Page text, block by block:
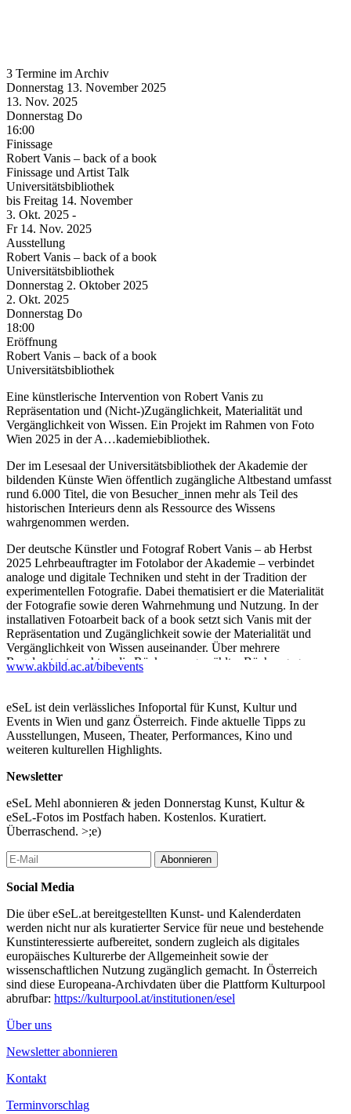
3 Termine im Archiv
Donnerstag 13. November 2025
13. Nov. 2025
Donnerstag Do
16:00
Finissage
Robert Vanis – back of a book
Finissage und Artist Talk
Universitätsbibliothek
bis Freitag 14. November
3. Okt. 2025 -
Fr 14. Nov. 2025
Ausstellung
Robert Vanis – back of a book
Universitätsbibliothek
Donnerstag 2. Oktober 2025
2. Okt. 2025
Donnerstag Do
18:00
Eröffnung
Robert Vanis – back of a book
Universitätsbibliothek
Eine künstlerische Intervention von Robert Vanis zu
Repräsentation und (Nicht-)Zugänglichkeit, Materialität und
Vergänglichkeit von Wissen. Ein Projekt im Rahmen von Foto
Wien 2025 in der A…kademiebibliothek.
Der im Lesesaal der Universitätsbibliothek der Akademie der
bildenden Künste Wien öffentlich zugängliche Altbestand umfasst
rund 6.000 Titel, die von Besucher_innen mehr als Teil des
historischen Interieurs denn als Ressource des Wissens
wahrgenommen werden.
Der deutsche Künstler und Fotograf Robert Vanis – ab Herbst
2025 Lehrbeauftragter im Fotolabor der Akademie – verbindet
analoge und digitale Techniken und steht in der Tradition der
experimentellen Fotografie. Dabei thematisiert er die Materialität
der Fotografie sowie deren Wahrnehmung und Nutzung. In der
installativen Fotoarbeit back of a book setzt sich Vanis mit der
Repräsentation und Zugänglichkeit sowie der Materialität und
Vergänglichkeit von Wissen auseinander. Über mehrere
Regalmeter tauscht er die Rücken ausgewählter Bücher gegen
buchrückengroße Spiegel, Fotografien, Faksimile, Fotopapiere
Bücherregalen installiert. Auf subtile Weise verbindet sich die
Fotografie mit ihrer Umgebung und stellt damit gleichzeitig auch
die Darstellungsmöglichkeiten des Mediums zur Debatte.
www.akbild.ac.at/bibevents
eSeL ist dein verlässliches Infoportal für Kunst, Kultur und
Events in Wien und ganz Österreich. Finde aktuelle Tipps zu
Ausstellungen, Museen, Theater, Performances, Kino und
weiteren kulturellen Highlights.
Newsletter
eSeL Mehl abonnieren & jeden Donnerstag Kunst, Kultur &
eSeL-Fotos im Postfach haben. Kostenlos. Kuratiert.
Überraschend. >;e)
Abonnieren
Social Media
Die über eSeL.at bereitgestellten Kunst- und Kalenderdaten
werden nicht nur als kuratierter Service für neue und bestehende
Kunstinteressierte aufbereitet, sondern zugleich als digitales
europäisches Kulturerbe der Allgemeinheit sowie der
wissenschaftlichen Nutzung zugänglich gemacht. In Österreich
sind diese Europeana-Archivdaten über die Plattform Kulturpool
abrufbar: https://kulturpool.at/institutionen/esel
Über uns
Newsletter abonnieren
Kontakt
Terminvorschlag